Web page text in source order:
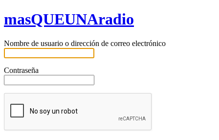
masQUEUNAradio
Nombre de usuario o dirección de correo electrónico
Contraseña